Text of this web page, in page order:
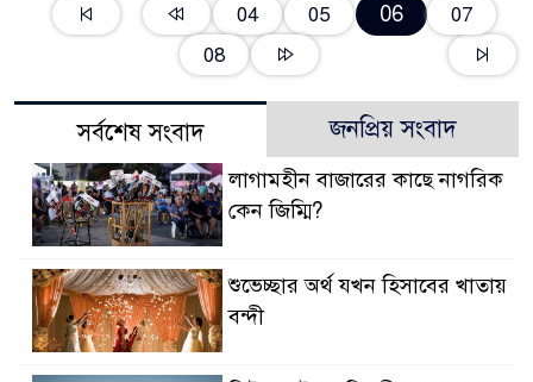
04 05 06
07
08
সর্বশেষ সংবাদ জনপ্রিয় সংবাদ
লাগামহীন বাজারের কাছে নাগরিক
কেন জিম্মি?
শুভেচ্ছার অর্থ যখন হিসাবের খাতায়
বন্দী